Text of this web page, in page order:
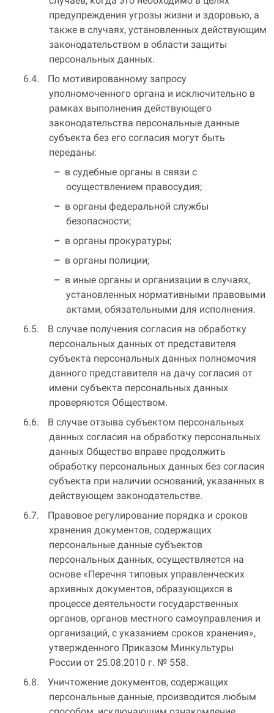
предупреждения угрозы жизни и здоровью, а
также в случаях, установленных действующим
законодательством в области защиты
персональных данных.
По мотивированному запросу
уполномоченного органа и исключительно в
рамках выполнения действующего
законодательства персональные данные
субъекта без его согласия могут быть
переданы:
в судебные органы в связи с
осуществлением правосудия;
в органы федеральной службы
безопасности;
в органы прокуратуры;
в органы полиции;
в иные органы и организации в случаях,
установленных нормативными правовыми
актами, обязательными для исполнения.
В случае получения согласия на обработку
персональных данных от представителя
субъекта персональных данных полномочия
данного представителя на дачу согласия от
имени субъекта персональных данных
проверяются Обществом.
В случае отзыва субъектом персональных
данных согласия на обработку персональных
данных Общество вправе продолжить
обработку персональных данных без согласия
субъекта при наличии оснований, указанных в
действующем законодательстве.
Правовое регулирование порядка и сроков
хранения документов, содержащих
персональные данные субъектов
персональных данных, осуществляется на
основе «Перечня типовых управленческих
архивных документов, образующихся в
процессе деятельности государственных
органов, органов местного самоуправления и
организаций, с указанием сроков хранения»,
утвержденного Приказом Минкультуры
России от 25.08.2010 г. № 558.
Уничтожение документов, содержащих
персональные данные, производится любым